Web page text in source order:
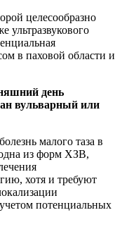
целесообразно
ультразвукового
в паховой области и
день
вульварный или
малого таза в
одна из форм ХЗВ,
хотя и требуют
потенциальных